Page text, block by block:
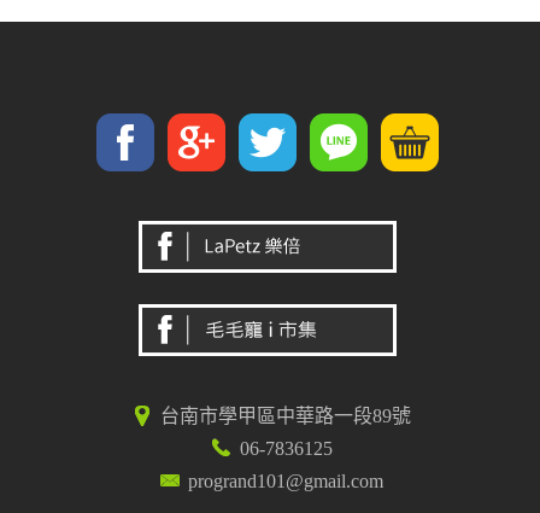
台南市學甲區中華路一段89號
06-7836125
progrand101@gmail.com